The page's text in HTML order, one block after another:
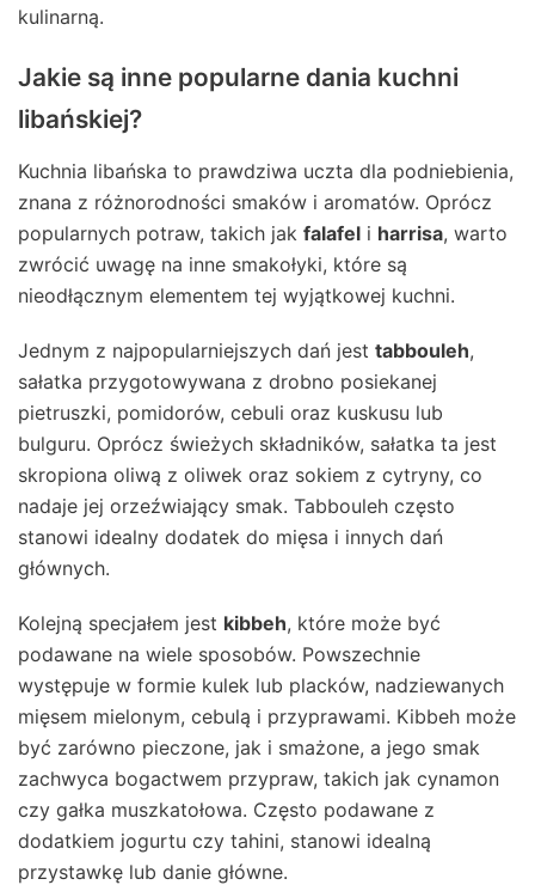
kulinarną.
Jakie są inne popularne dania kuchni
libańskiej?
Kuchnia libańska to prawdziwa uczta dla podniebienia,
znana z różnorodności smaków i aromatów. Oprócz
popularnych potraw, takich jak falafel i harrisa, warto
zwrócić uwagę na inne smakołyki, które są
nieodłącznym elementem tej wyjątkowej kuchni.
Jednym z najpopularniejszych dań jest tabbouleh,
sałatka przygotowywana z drobno posiekanej
pietruszki, pomidorów, cebuli oraz kuskusu lub
bulguru. Oprócz świeżych składników, sałatka ta jest
skropiona oliwą z oliwek oraz sokiem z cytryny, co
nadaje jej orzeźwiający smak. Tabbouleh często
stanowi idealny dodatek do mięsa i innych dań
głównych.
Kolejną specjałem jest kibbeh, które może być
podawane na wiele sposobów. Powszechnie
występuje w formie kulek lub placków, nadziewanych
mięsem mielonym, cebulą i przyprawami. Kibbeh może
być zarówno pieczone, jak i smażone, a jego smak
zachwyca bogactwem przypraw, takich jak cynamon
czy gałka muszkatołowa. Często podawane z
dodatkiem jogurtu czy tahini, stanowi idealną
przystawkę lub danie główne.